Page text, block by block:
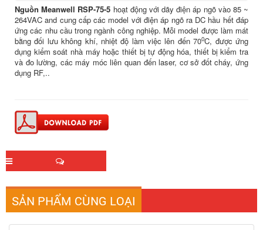
Nguồn Meanwell RSP-75-5 hoạt động với dãy điện áp ngõ vào 85 ~
264VAC and cung cấp các model với điện áp ngõ ra DC hầu hết đáp
ứng các nhu cầu trong ngành công nghiệp. Mỗi model được làm mát
bằng đối lưu không khí, nhiệt độ làm việc lên đến 700C, được ứng
dụng kiểm soát nhà máy hoặc thiết bị tự động hóa, thiết bị kiểm tra
và đo lường, các máy móc liên quan đến laser, cơ sở đốt cháy, ứng
dụng RF,..
SẢN PHẨM CÙNG LOẠI